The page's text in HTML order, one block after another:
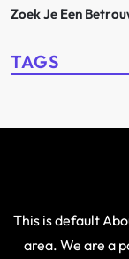
Zoek Je Een
TAGS
This is default
area. We are a